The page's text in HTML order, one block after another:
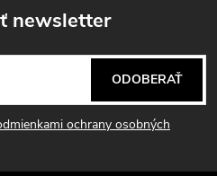
newsletter
ochrany osobných
ODOBERAŤ